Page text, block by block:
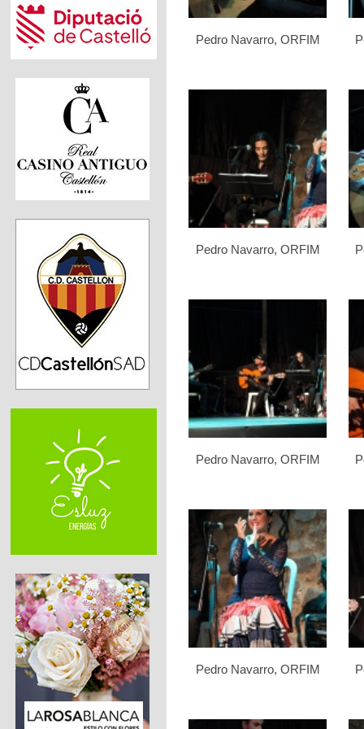
Pedro Navarro, ORFIM
Pedro Navarro, ORFIM
Pedro Navarro, ORFIM
Pedro Navarro, ORFIM